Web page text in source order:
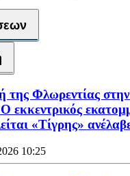
της Φλωρεντίας
εκκεντρικός
«Τίγρης»
10:25